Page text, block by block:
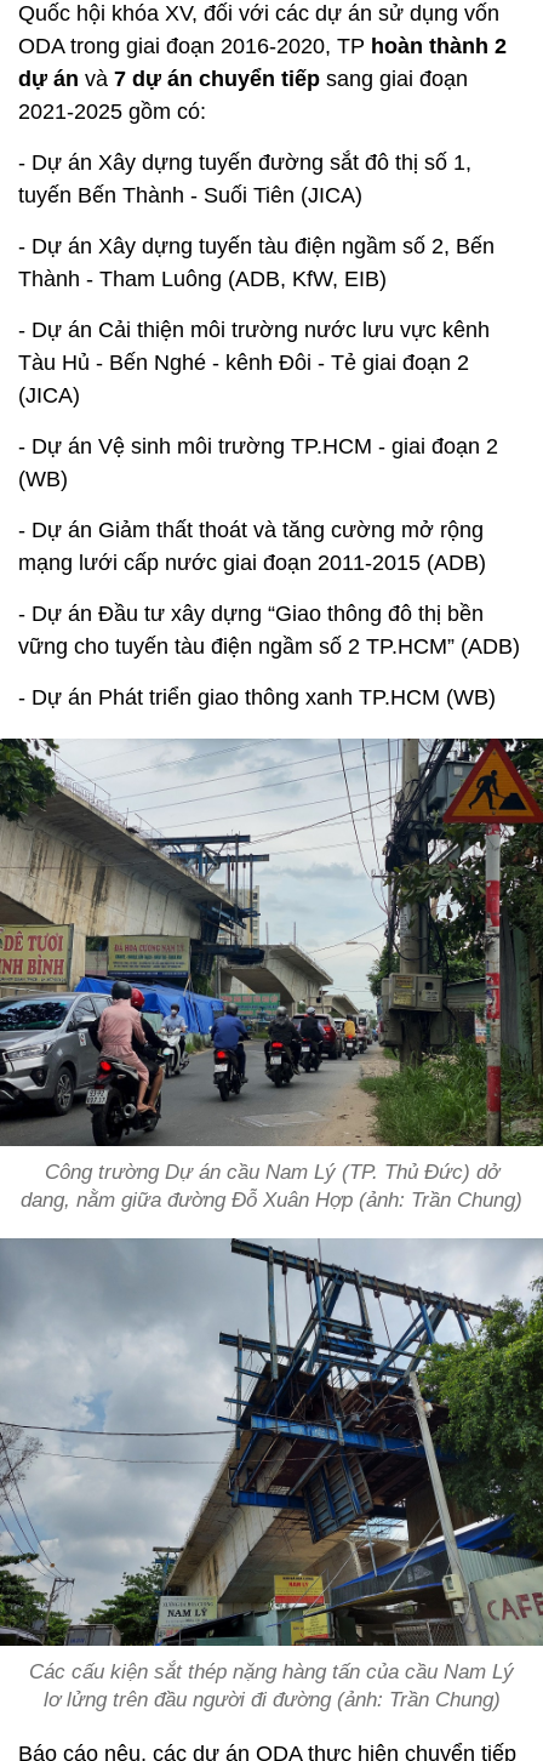
Quốc hội khóa XV, đối với các dự án sử dụng vốn
ODA trong giai đoạn 2016-2020, TP hoàn thành 2
dự án và 7 dự án chuyển tiếp sang giai đoạn
2021-2025 gồm có:
- Dự án Xây dựng tuyến đường sắt đô thị số 1,
tuyến Bến Thành - Suối Tiên (JICA)
- Dự án Xây dựng tuyến tàu điện ngầm số 2, Bến
Thành - Tham Luông (ADB, KfW, EIB)
- Dự án Cải thiện môi trường nước lưu vực kênh
Tàu Hủ - Bến Nghé - kênh Đôi - Tẻ giai đoạn 2
(JICA)
- Dự án Vệ sinh môi trường TP.HCM - giai đoạn 2
(WB)
- Dự án Giảm thất thoát và tăng cường mở rộng
mạng lưới cấp nước giai đoạn 2011-2015 (ADB)
- Dự án Đầu tư xây dựng “Giao thông đô thị bền
vững cho tuyến tàu điện ngầm số 2 TP.HCM” (ADB)
- Dự án Phát triển giao thông xanh TP.HCM (WB)
Công trường Dự án cầu Nam Lý (TP. Thủ Đức) dở
dang, nằm giữa đường Đỗ Xuân Hợp (ảnh: Trần Chung)
Các cấu kiện sắt thép nặng hàng tấn của cầu Nam Lý
lơ lửng trên đầu người đi đường (ảnh: Trần Chung)
Báo cáo nêu, các dự án ODA thực hiện chuyển tiếp